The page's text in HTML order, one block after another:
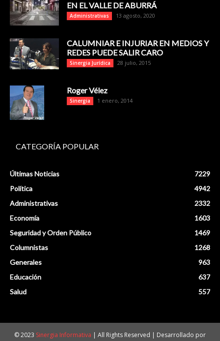
EN EL VALLE DE ABURRÁ
Administrativas 13 agosto, 2020
CALUMNIAR E INJURIAR EN MEDIOS Y
REDES PUEDE SALIR CARO
Sinergia Jurídica 28 julio, 2015
Roger Vélez
Sinergia 1 enero, 2014
CATEGORÍA POPULAR
Últimas Noticias
7229
Política
4942
Administrativas
2332
Economía
1603
Seguridad y Orden Público
1469
Columnistas
1268
Generales
963
Educación
637
Salud
557
© 2023 Sinergia Informativa | All Rights Reserved | Desarrollado por